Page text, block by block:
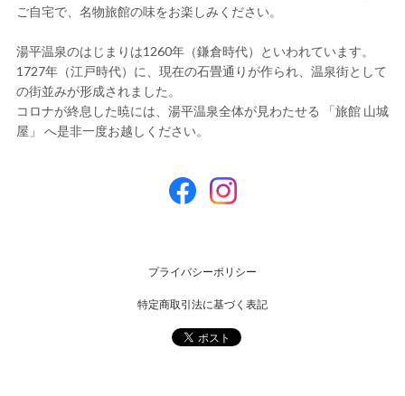
ご自宅で、名物旅館の味をお楽しみください。
湯平温泉のはじまりは1260年（鎌倉時代）といわれています。
1727年（江戸時代）に、現在の石畳通りが作られ、温泉街として
の街並みが形成されました。
コロナが終息した暁には、湯平温泉全体が見わたせる 「旅館 山城
屋」 へ是非一度お越しください。
プライバシーポリシー
特定商取引法に基づく表記